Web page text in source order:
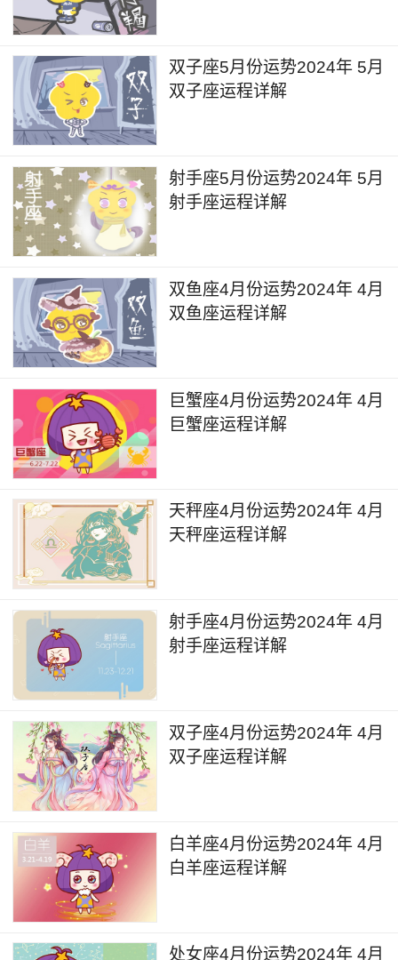
要留意一些意外事件给个人造成的伤害或者破财的
5月24日到5月26日的时间，金星和木星会相
继进入到双子座，进而影响到个人的家庭人际关系
以及房屋房产相关的状况，这段时间和家人相处的
过程中会变得更加和谐，也可能会经常在家中举行
一些亲戚朋友之间的聚餐聚会，能够让气氛更加活
跃和热情。小部分人在未来几周的时间里甚至可能
双鱼座2024年6月详解
6月9日，火星进入金牛座，火星的能量在未
响，个人的情绪会变得比较浮躁，进修的过程中容
易出现注意力不集中或钻牛角尖的情况，需要自己
及时调整状态，这段时间外出通勤的过程中也需要
注意交通安全，留意意外的扭伤，摔伤。
6月17日，金星进入巨蟹座，金星的能量在一
定程度上会提升个人感情恋爱领域的状况提升，尤
漫、温柔而又美好的情感。另外也可以尝试为自己
心仪或暗恋的对象赠送一些小礼物，或是安排浪漫
的烛光晚餐，会起到不错的作用，能够增加好感
6月30日到7月2日的时间，土星和海王星会在
双鱼座逆行，进而影响到个人的精神状态、身心状
间里，个人可能会相对变得比较懒散和松懈，同时
也会处于相对沉淀的状态。这段时间里需要尽可能
地保持一定的活跃度，可以尝试安排健身计划来提
双子座5月份运势2024年 5月
双子座运程详解
射手座5月份运势2024年 5月
射手座运程详解
双鱼座4月份运势2024年 4月
双鱼座运程详解
巨蟹座4月份运势2024年 4月
巨蟹座运程详解
天秤座4月份运势2024年 4月
天秤座运程详解
射手座4月份运势2024年 4月
射手座运程详解
双子座4月份运势2024年 4月
双子座运程详解
白羊座4月份运势2024年 4月
白羊座运程详解
处女座4月份运势2024年 4月